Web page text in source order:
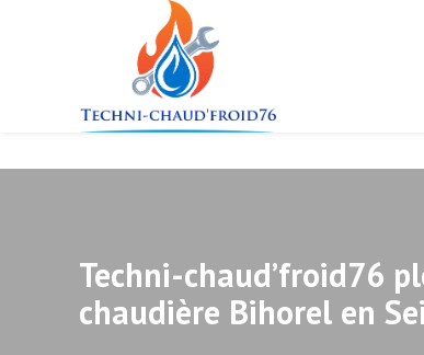
Techni-chaud’froid76
chaudière Bihorel en
Panneau de gestion des cookies